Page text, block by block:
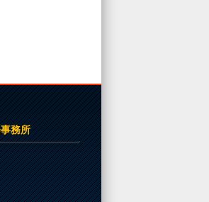
務所